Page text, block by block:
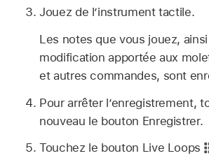
Jouez de l’instrument tactile.
Les notes que vous jouez,
modification apportée aux
et autres commandes, sont
Pour arrêter l’enregistrement,
nouveau le bouton Enregistrer.
Touchez le bouton Live Loops